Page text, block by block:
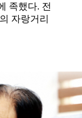
족했다. 전
자랑거리